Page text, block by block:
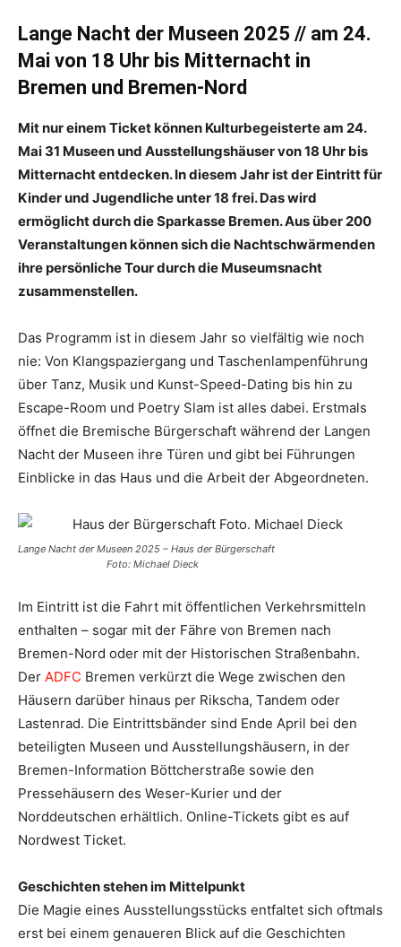
Lange Nacht der Museen 2025 // am 24.
Mai von 18 Uhr bis Mitternacht in
Bremen und Bremen-Nord
Mit nur einem Ticket können Kulturbegeisterte am 24.
Mai 31 Museen und Ausstellungshäuser von 18 Uhr bis
Mitternacht entdecken. In diesem Jahr ist der Eintritt für
Kinder und Jugendliche unter 18 frei. Das wird
ermöglicht durch die Sparkasse Bremen. Aus über 200
Veranstaltungen können sich die Nachtschwärmenden
ihre persönliche Tour durch die Museumsnacht
zusammenstellen.
Das Programm ist in diesem Jahr so vielfältig wie noch
nie: Von Klangspaziergang und Taschenlampenführung
über Tanz, Musik und Kunst-Speed-Dating bis hin zu
Escape-Room und Poetry Slam ist alles dabei. Erstmals
öffnet die Bremische Bürgerschaft während der Langen
Nacht der Museen ihre Türen und gibt bei Führungen
Einblicke in das Haus und die Arbeit der Abgeordneten.
Lange Nacht der Museen 2025 – Haus der Bürgerschaft
Foto: Michael Dieck
Im Eintritt ist die Fahrt mit öffentlichen Verkehrsmitteln
enthalten – sogar mit der Fähre von Bremen nach
Bremen-Nord oder mit der Historischen Straßenbahn.
Der ADFC Bremen verkürzt die Wege zwischen den
Häusern darüber hinaus per Rikscha, Tandem oder
Lastenrad. Die Eintrittsbänder sind Ende April bei den
beteiligten Museen und Ausstellungshäusern, in der
Bremen-Information Böttcherstraße sowie den
Pressehäusern des Weser-Kurier und der
Norddeutschen erhältlich. Online-Tickets gibt es auf
Nordwest Ticket.
Geschichten stehen im Mittelpunkt
Die Magie eines Ausstellungsstücks entfaltet sich oftmals
erst bei einem genaueren Blick auf die Geschichten